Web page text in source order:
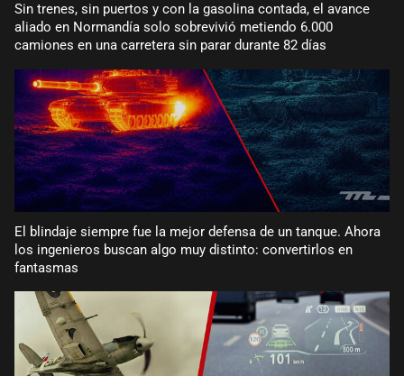
Sin trenes, sin puertos y con la gasolina contada, el avance
aliado en Normandía solo sobrevivió metiendo 6.000
camiones en una carretera sin parar durante 82 días
El blindaje siempre fue la mejor defensa de un tanque. Ahora
los ingenieros buscan algo muy distinto: convertirlos en
fantasmas